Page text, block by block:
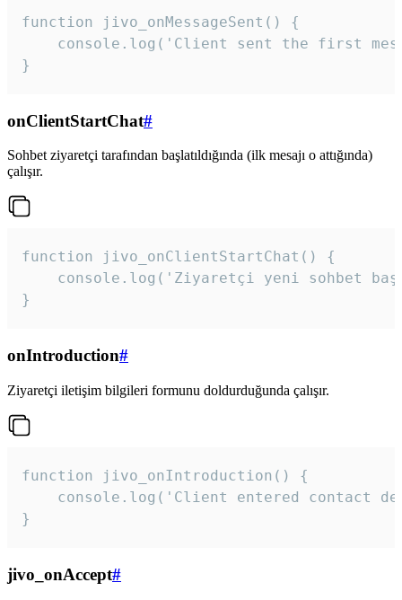
function jivo_onMessageSent() {
console.log('Client sent the first
}
onClientStartChat#
Sohbet ziyaretçi tarafından başlatıldığında (ilk mesajı o attığında)
çalışır.
function jivo_onClientStartChat() {
console.log('Ziyaretçi yeni sohbet
}
onIntroduction#
Ziyaretçi iletişim bilgileri formunu doldurduğunda çalışır.
function jivo_onIntroduction() {
console.log('Client entered contact
}
jivo_onAccept#